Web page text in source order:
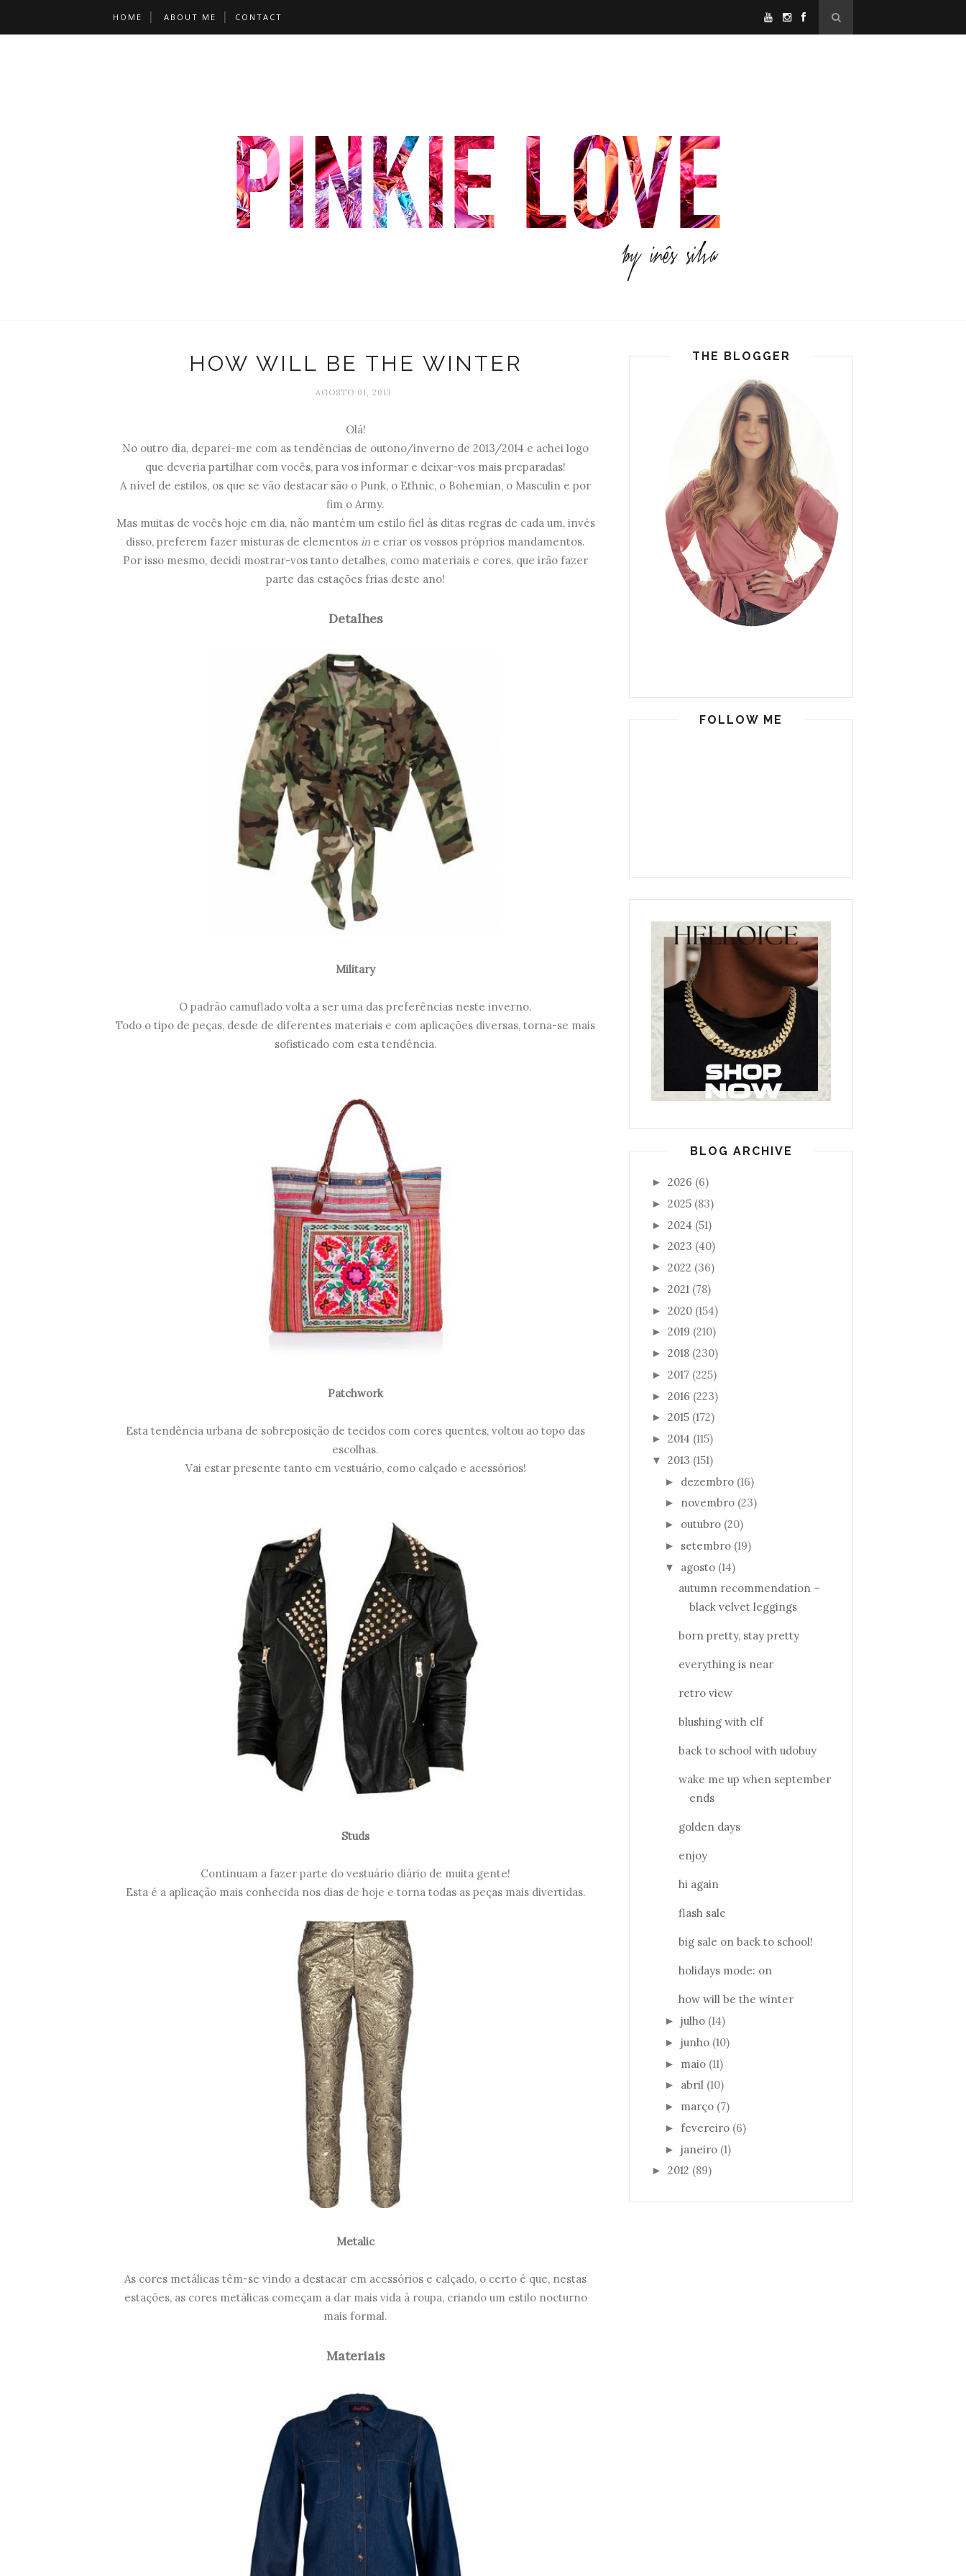
HOME ABOUT ME CONTACT
HOW WILL BE THE WINTER
AGOSTO 01, 2013
Olá!
No outro dia, deparei-me com as tendências de outono/inverno de 2013/2014 e achei logo
que deveria partilhar com vocês, para vos informar e deixar-vos mais preparadas!
A nível de estilos, os que se vão destacar são o Punk, o Ethnic, o Bohemian, o Masculin e por
fim o Army.
Mas muitas de vocês hoje em dia, não mantém um estilo fiel às ditas regras de cada um, invés
disso, preferem fazer misturas de elementos in e criar os vossos próprios mandamentos.
Por isso mesmo, decidi mostrar-vos tanto detalhes, como materiais e cores, que irão fazer
parte das estações frias deste ano!
Detalhes
Military
O padrão camuflado volta a ser uma das preferências neste inverno.
Todo o tipo de peças, desde de diferentes materiais e com aplicações diversas, torna-se mais
sofisticado com esta tendência.
Patchwork
Esta tendência urbana de sobreposição de tecidos com cores quentes, voltou ao topo das
escolhas.
Vai estar presente tanto em vestuário, como calçado e acessórios!
Studs
Continuam a fazer parte do vestuário diário de muita gente!
Esta é a aplicação mais conhecida nos dias de hoje e torna todas as peças mais divertidas.
Metalic
As cores metálicas têm-se vindo a destacar em acessórios e calçado, o certo é que, nestas
estações, as cores metálicas começam a dar mais vida à roupa, criando um estilo nocturno
mais formal.
Materiais
THE BLOGGER
FOLLOW ME
BLOG ARCHIVE
► 2026 (6)
► 2025 (83)
► 2024 (51)
► 2023 (40)
► 2022 (36)
► 2021 (78)
► 2020 (154)
► 2019 (210)
► 2018 (230)
► 2017 (225)
► 2016 (223)
► 2015 (172)
► 2014 (115)
▼ 2013 (151)
► dezembro (16)
► novembro (23)
► outubro (20)
► setembro (19)
▼ agosto (14)
autumn recommendation –
black velvet leggings
born pretty, stay pretty
everything is near
retro view
blushing with elf
back to school with udobuy
wake me up when september
ends
golden days
enjoy
hi again
flash sale
big sale on back to school!
holidays mode: on
how will be the winter
► julho (14)
► junho (10)
► maio (11)
► abril (10)
► março (7)
► fevereiro (6)
► janeiro (1)
► 2012 (89)